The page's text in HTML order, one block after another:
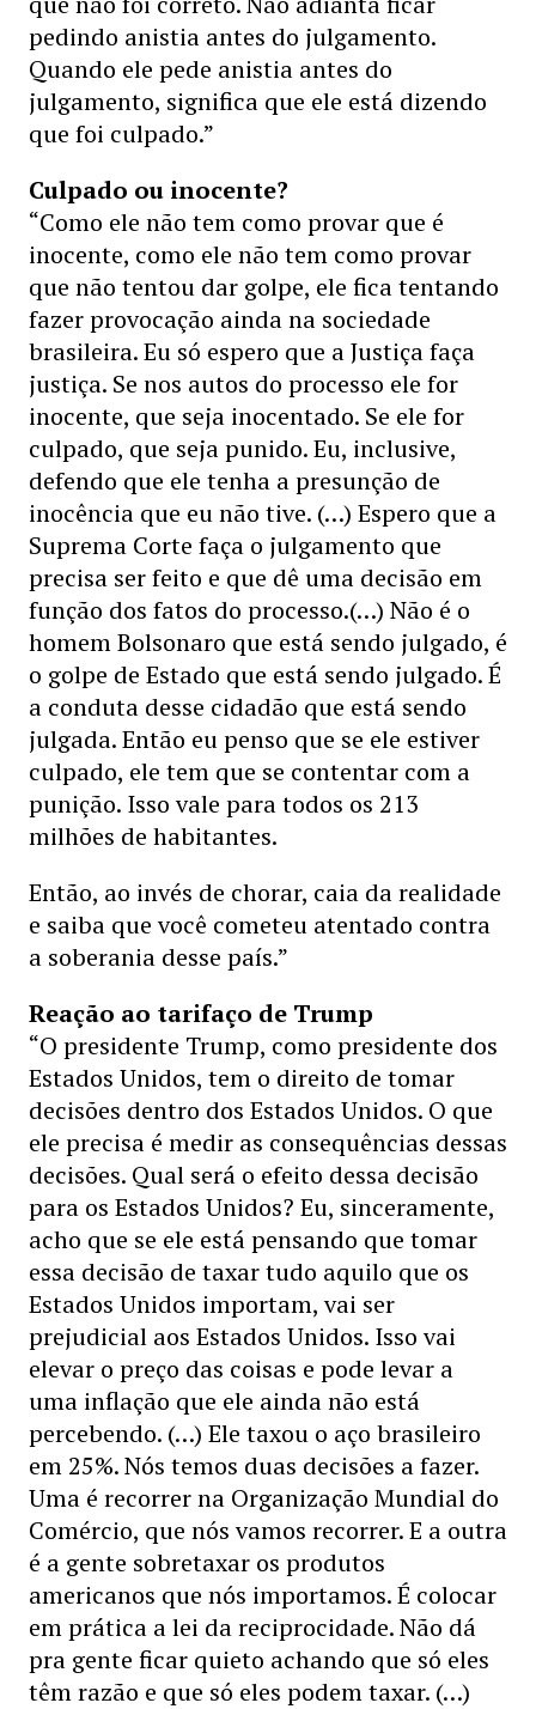
pedindo anistia antes do julgamento.
Quando ele pede anistia antes do
julgamento, significa que ele está dizendo
que foi culpado.”
Culpado ou inocente?
“Como ele não tem como provar que é
inocente, como ele não tem como provar
que não tentou dar golpe, ele fica tentando
fazer provocação ainda na sociedade
brasileira. Eu só espero que a Justiça faça
justiça. Se nos autos do processo ele for
inocente, que seja inocentado. Se ele for
culpado, que seja punido. Eu, inclusive,
defendo que ele tenha a presunção de
inocência que eu não tive. (…) Espero que a
Suprema Corte faça o julgamento que
precisa ser feito e que dê uma decisão em
função dos fatos do processo.(…) Não é o
homem Bolsonaro que está sendo julgado, é
o golpe de Estado que está sendo julgado. É
a conduta desse cidadão que está sendo
julgada. Então eu penso que se ele estiver
culpado, ele tem que se contentar com a
punição. Isso vale para todos os 213
milhões de habitantes.
Então, ao invés de chorar, caia da realidade
e saiba que você cometeu atentado contra
a soberania desse país.”
Reação ao tarifaço de Trump
“O presidente Trump, como presidente dos
Estados Unidos, tem o direito de tomar
decisões dentro dos Estados Unidos. O que
ele precisa é medir as consequências dessas
decisões. Qual será o efeito dessa decisão
para os Estados Unidos? Eu, sinceramente,
acho que se ele está pensando que tomar
essa decisão de taxar tudo aquilo que os
Estados Unidos importam, vai ser
prejudicial aos Estados Unidos. Isso vai
elevar o preço das coisas e pode levar a
uma inflação que ele ainda não está
percebendo. (…) Ele taxou o aço brasileiro
em 25%. Nós temos duas decisões a fazer.
Uma é recorrer na Organização Mundial do
Comércio, que nós vamos recorrer. E a outra
é a gente sobretaxar os produtos
americanos que nós importamos. É colocar
em prática a lei da reciprocidade. Não dá
pra gente ficar quieto achando que só eles
têm razão e que só eles podem taxar. (…)